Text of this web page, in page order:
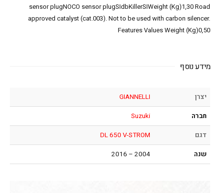
sensor plugNOCO sensor plugSIdbKillerSIWeight (Kg)1,30 Road
approved catalyst (cat.003). Not to be used with carbon silencer.
Features Values Weight (Kg)0,50
מידע נוסף
יצרן
GIANNELLI
חברה
Suzuki
דגם
DL 650 V-STROM
שנה
2004 – 2016